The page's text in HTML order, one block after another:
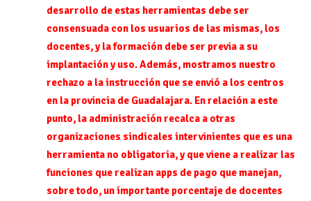
desarrollo de estas herramientas debe ser
consensuada con los usuarios de las mismas, los
docentes, y la formación debe ser previa a su
implantación y uso. Además, mostramos nuestro
rechazo a la instrucción que se envió a los centros
en la provincia de Guadalajara. En relación a este
punto, la administración recalca a otras
organizaciones sindicales intervinientes que es una
herramienta no obligatoria, y que viene a realizar las
funciones que realizan apps de pago que manejan,
sobre todo, un importante porcentaje de docentes